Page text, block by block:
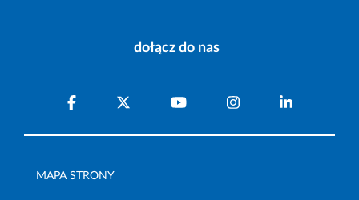
dołącz do nas
MAPA STRONY